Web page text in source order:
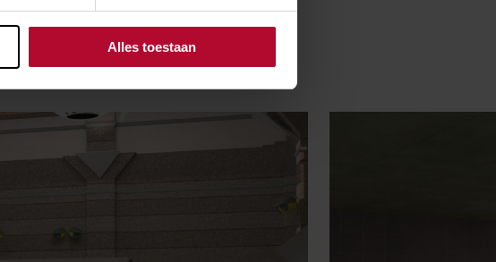
Alles toestaan
gesitueerd. De